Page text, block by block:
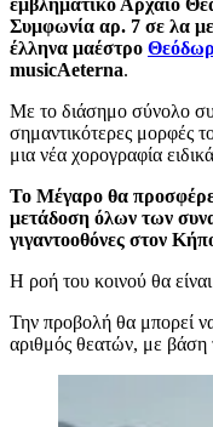
Συμφωνία αρ. 7 σε λα
έλληνα μαέστρο
musicAeterna.
Με το διάσημο σύνολο
σημαντικότερες μορφές
μια νέα χορογραφία
Το Μέγαρο θα
μετάδοση όλων των
γιγαντοοθόνες στον
Η ροή του κοινού θα
Την προβολή θα μπορεί
αριθμός θεατών, με βάση